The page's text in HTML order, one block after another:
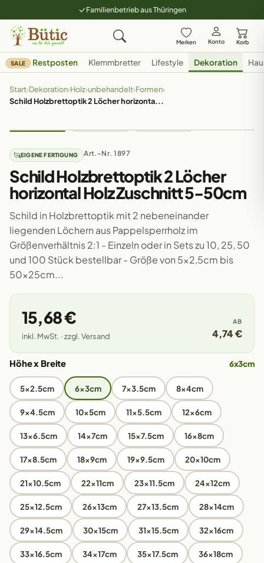
Familienbetrieb aus Thüringen
Merken Konto Korb
SALE Restposten Klemmbretter Lifestyle Dekoration
Start›Dekoration›Holz›unbehandelt›Formen›
Schild Holzbrettoptik 2 Löcher horizonta...
EIGENE FERTIGUNG Art.-Nr. 1897
Schild Holzbrettoptik 2 Löcher
horizontal Holz Zuschnitt 5-50cm
Schild in Holzbrettoptik mit 2 nebeneinander
liegenden Löchern aus Pappelsperrholz im
Größenverhältnis 2:1 - Einzeln oder in Sets zu 10, 25, 50
und 100 Stück bestellbar - Größe von 5x2,5cm bis
50x25cm...
15,68 €
inkl. MwSt. · zzgl. Versand
AB
4,74 €
Höhe x Breite 6x3cm
5x2.5cm 6x3cm 7x3.5cm 8x4cm
9x4.5cm 10x5cm 11x5.5cm 12x6cm
13x6.5cm 14x7cm 15x7.5cm 16x8cm
17x8.5cm 18x9cm 19x9.5cm 20x10cm
21x10.5cm 22x11cm 23x11.5cm 24x12cm
25x12.5cm 26x13cm 27x13.5cm 28x14cm
29x14.5cm 30x15cm 31x15.5cm 32x16cm
33x16.5cm 34x17cm 35x17.5cm 36x18cm